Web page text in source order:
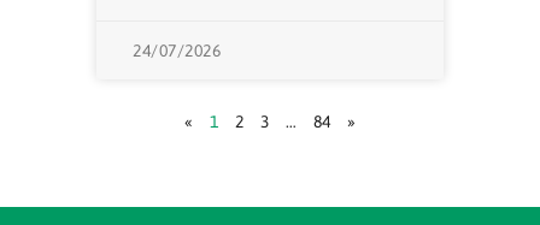
24/07/2026
« 1 2 3 … 84 »